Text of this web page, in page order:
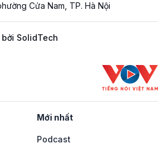
Cửa Nam, TP. Hà Nội
SolidTech
Mới nhất
Podcast